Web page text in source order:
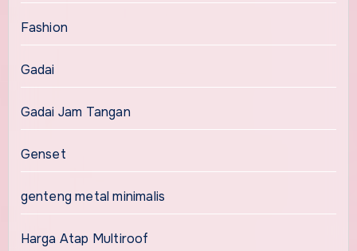
Fashion
Gadai
Gadai Jam Tangan
Genset
genteng metal minimalis
Harga Atap Multiroof